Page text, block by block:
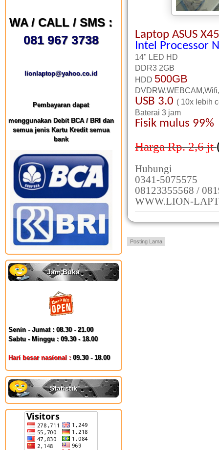
WA / CALL / SMS :
081 967 3738
lionlaptop@yahoo.co.id
Pembayaran dapat
menggunakan Debit BCA / BRI dan
semua jenis Kartu Kredit semua
bank
Jam Buka
Senin - Jumat : 08.30 - 21.00
Sabtu - Minggu : 09.30 - 18.00
Hari besar nasional : 09.30 - 18.00
Statistik
Laptop ASUS
Intel Processor
14" LED HD
DDR3 2GB
HDD 500GB
USB 3.0 ( 10x lebih
Baterai 3 jam
Fisik mulus 99%
Harga Rp. 2,6jt
Hubungi
0341-5075575
08123355568 /
WWW.LION-
Posting Lama